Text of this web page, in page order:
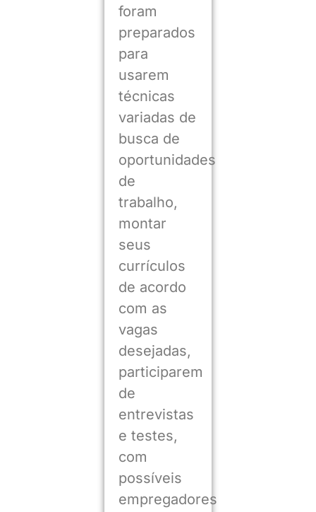
foram
preparados
para
usarem
técnicas
variadas de
busca de
oportunidades
de
trabalho,
montar
seus
currículos
de acordo
com as
vagas
desejadas,
participarem
de
entrevistas
e testes,
com
possíveis
empregadores